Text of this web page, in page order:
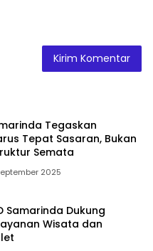
Tegaskan
Tepat Sasaran, Bukan
Semata
2025
Samarinda Dukung
Wisata dan